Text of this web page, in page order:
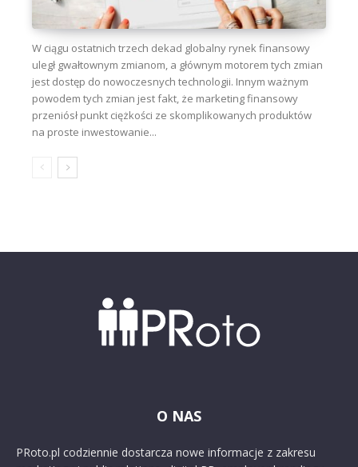
W ciągu ostatnich trzech dekad globalny rynek finansowy
uległ gwałtownym zmianom, a głównym motorem tych zmian
jest dostęp do nowoczesnych technologii. Innym ważnym
powodem tych zmian jest fakt, że marketing finansowy
przeniósł punkt ciężkości ze skomplikowanych produktów
na proste inwestowanie...
O NAS
PRoto.pl codziennie dostarcza nowe informacje z zakresu